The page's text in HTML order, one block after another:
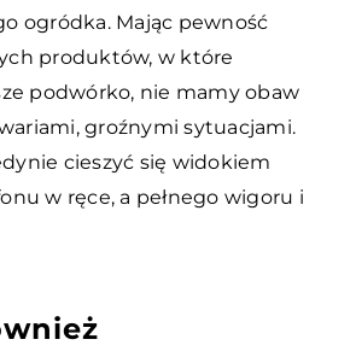
ogródka. Mając pewność
produktów, w które
podwórko, nie mamy obaw
groźnymi sytuacjami.
cieszyć się widokiem
w ręce, a pełnego wigoru i